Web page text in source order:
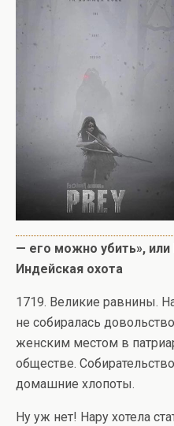
— его можно убить»,
Индейская охота
1719. Великие равнины.
не собиралась
женским местом в
обществе.
домашние хлопоты.
Ну уж нет! Нару хотела